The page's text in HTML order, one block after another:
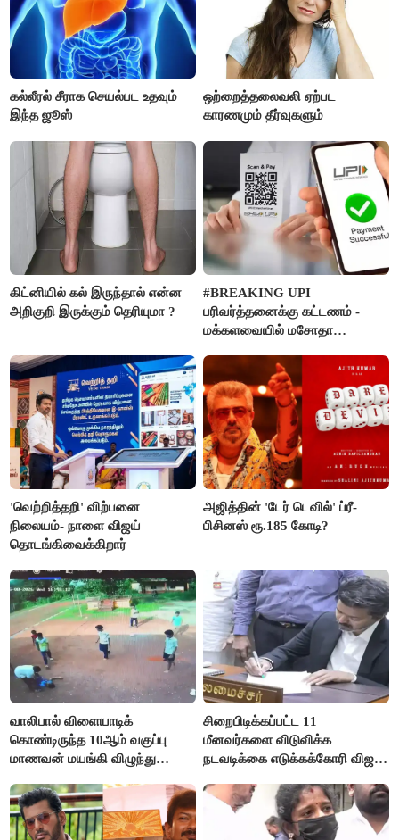
கல்லீரல் சீராக செயல்பட உதவும்
இந்த ஜூஸ்
ஒற்றைத்தலைவலி ஏற்பட
காரணமும் தீர்வுகளும்
கிட்னியில் கல் இருந்தால் என்ன
அறிகுறி இருக்கும் தெரியுமா ?
#BREAKING UPI
பரிவர்த்தனைக்கு கட்டணம் -
மக்களவையில் மசோதா
'வெற்றித்தறி' விற்பனை
நிலையம்- நாளை விஜய்
தொடங்கிவைக்கிறார்
அஜித்தின் 'டேர் டெவில்' ப்ரீ-
பிசினஸ் ரூ.185 கோடி?
வாலிபால் விளையாடிக்
கொண்டிருந்த 10ஆம் வகுப்பு
மாணவன் மயங்கி விழுந்து
சிறைபிடிக்கப்பட்ட 11
மீனவர்களை விடுவிக்க
நடவடிக்கை எடுக்கக்கோரி விஜய்